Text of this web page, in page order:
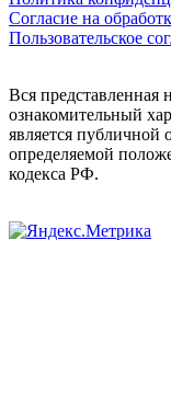
Согласие на
Пользовательское
Вся представленная
ознакомительный
является публичной
определяемой
кодекса РФ.